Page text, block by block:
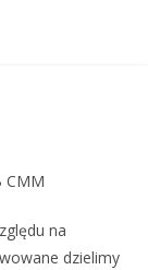
CMM
na
dzielimy